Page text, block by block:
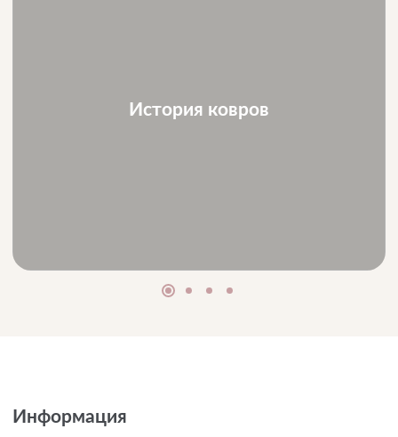
История ковров
Информация